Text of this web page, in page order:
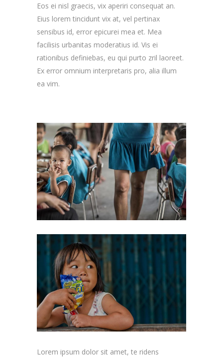
Eos ei nisl graecis, vix aperiri consequat an.
Eius lorem tincidunt vix at, vel pertinax
sensibus id, error epicurei mea et. Mea
facilisis urbanitas moderatius id. Vis ei
rationibus definiebas, eu qui purto zril laoreet.
Ex error omnium interpretaris pro, alia illum
ea vim.
Lorem ipsum dolor sit amet, te ridens